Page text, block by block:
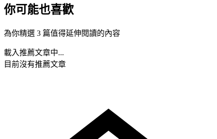
你可能也喜歡
為你精選 3 篇值得延伸閱讀的內容
載入推薦文章中...
目前沒有推薦文章